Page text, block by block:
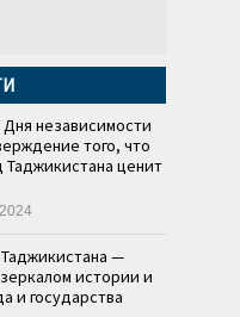
независимости
того, что
Таджикистана ценит
—
истории и
и государства